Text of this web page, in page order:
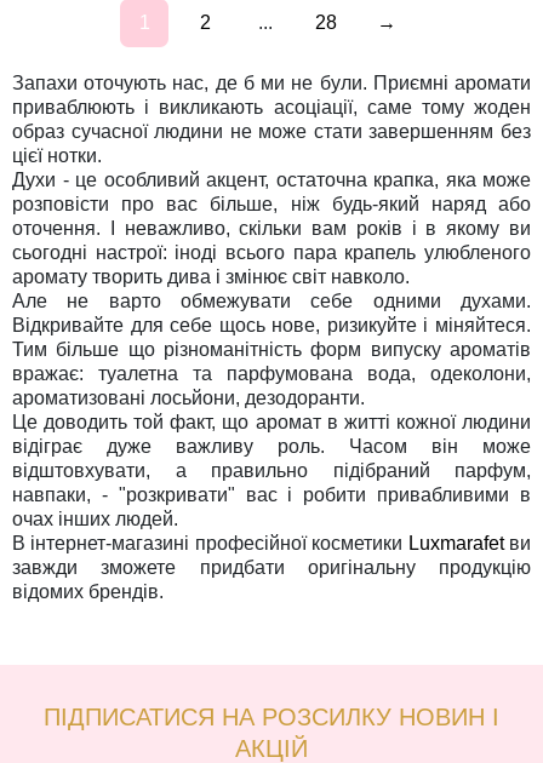
1 2 ... 28 →
Запахи оточують нас, де б ми не були. Приємні аромати
приваблюють і викликають асоціації, саме тому жоден
образ сучасної людини не може стати завершенням без
цієї нотки.
Духи - це особливий акцент, остаточна крапка, яка може
розповісти про вас більше, ніж будь-який наряд або
оточення. І неважливо, скільки вам років і в якому ви
сьогодні настрої: іноді всього пара крапель улюбленого
аромату творить дива і змінює світ навколо.
Але не варто обмежувати себе одними духами.
Відкривайте для себе щось нове, ризикуйте і міняйтеся.
Тим більше що різноманітність форм випуску ароматів
вражає: туалетна та парфумована вода, одеколони,
ароматизовані лосьйони, дезодоранти.
Це доводить той факт, що аромат в житті кожної людини
відіграє дуже важливу роль. Часом він може
відштовхувати, а правильно підібраний парфум,
навпаки, - "розкривати" вас і робити привабливими в
очах інших людей.
В інтернет-магазині професійної косметики Luxmarafetви
завжди зможете придбати оригінальну продукцію
відомих брендів.
ПІДПИСАТИСЯ НА РОЗСИЛКУ НОВИН І
АКЦІЙ